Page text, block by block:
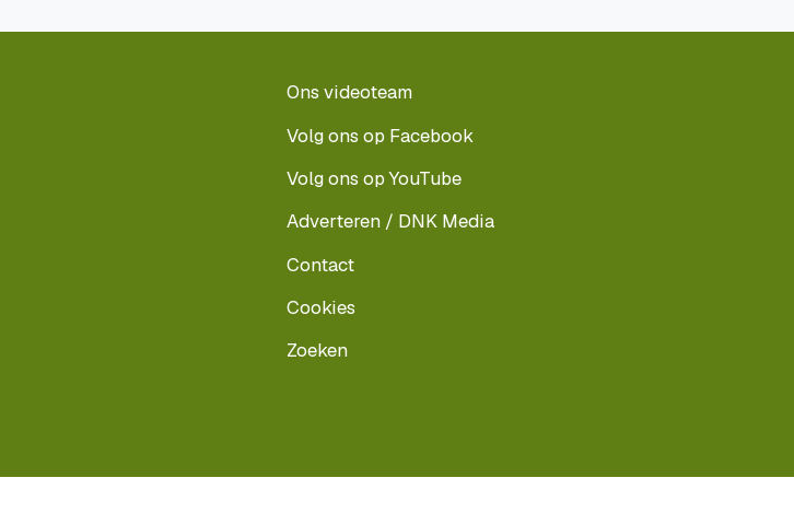
Ons videoteam
Volg ons op Facebook
Volg ons op YouTube
Adverteren / DNK Media
Contact
Cookies
Zoeken